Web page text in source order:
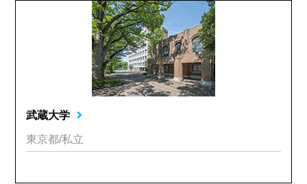
武蔵大学
東京都/私立